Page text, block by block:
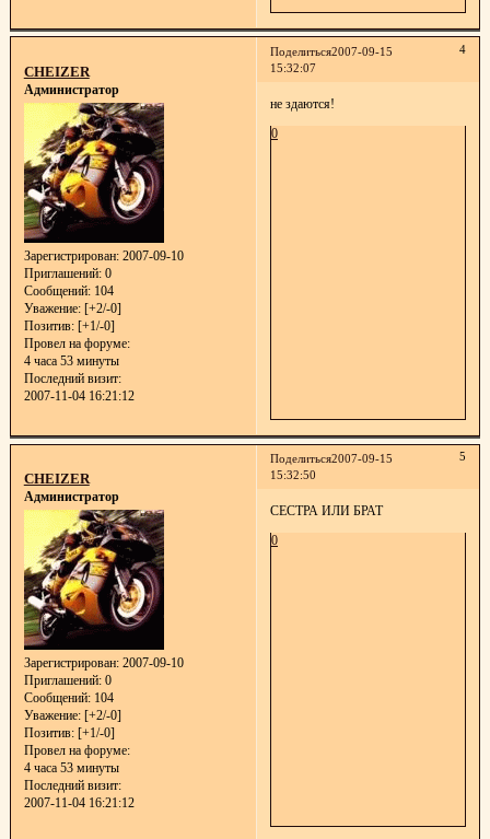
Поделиться 4
2007-09-15
15:32:07
CHEIZER
Администратор
Зарегистрирован: 2007-09-10
Приглашений:0
Сообщений:104
Уважение: [+2/-0]
Позитив: [+1/-0]
Провел на форуме:
4 часа 53 минуты
Последний визит:
2007-11-04 16:21:12
не здаются!
0
Поделиться 5
2007-09-15
15:32:50
CHEIZER
Администратор
Зарегистрирован: 2007-09-10
Приглашений:0
Сообщений:104
Уважение: [+2/-0]
Позитив: [+1/-0]
Провел на форуме:
4 часа 53 минуты
Последний визит:
2007-11-04 16:21:12
СЕСТРА ИЛИ БРАТ
0